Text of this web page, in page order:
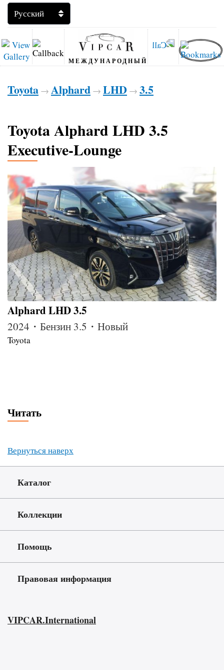
МЕЖДУНАРОДНЫЙ
Toyota → Alphard → LHD → 3.5
Toyota Alphard LHD 3.5
Executive-Lounge
Alphard LHD 3.5
2024・Бензин 3.5・Новый
Toyota
Читать
Вернуться наверх
Каталог
Коллекции
Помощь
Правовая информация
VIPCAR.International